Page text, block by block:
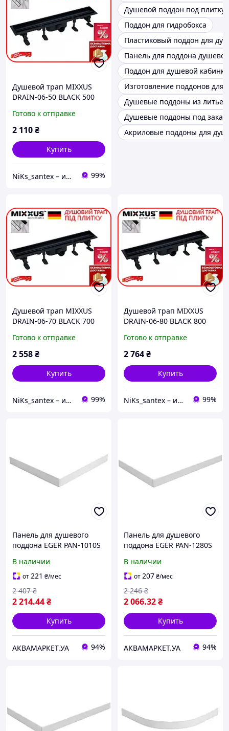
Душевой трап MIXXUS
DRAIN-06-50 BLACK 500
затвором пластиковый ,
черный
Готово к отправке
2 110₴
Купить
NiKs_santex – интернет-магазин сантехники 99%
Душевой поддон под плитку
Поддон для гидробокса
Пластиковый поддон для
Панель для поддона
Поддон для душевой кабинки
Изготовление поддонов для
Душевые поддоны из
Душевые поддоны под заказ
Акриловые поддоны для
Душевой трап MIXXUS
DRAIN-06-70 BLACK 700
затвором пластиковый ,
черный
Готово к отправке
2 558₴
Купить
NiKs_santex – интернет-магазин сантехники 99%
Душевой трап MIXXUS
DRAIN-06-80 BLACK 800
затвором пластиковый ,
черный
Готово к отправке
2 764₴
Купить
NiKs_santex – интернет-магазин сантехники 99%
Панель для душевого
поддона EGER PAN-1010S
В наличии
от221 ₴/мес
2 214.44₴
2 407 ₴
Купить
АКВАМАРКЕТ.УА 94%
Панель для душевого
поддона EGER PAN-1280S
В наличии
от207₴/мес
2 066.32₴
2 246 ₴
Купить
АКВАМАРКЕТ.УА 94%